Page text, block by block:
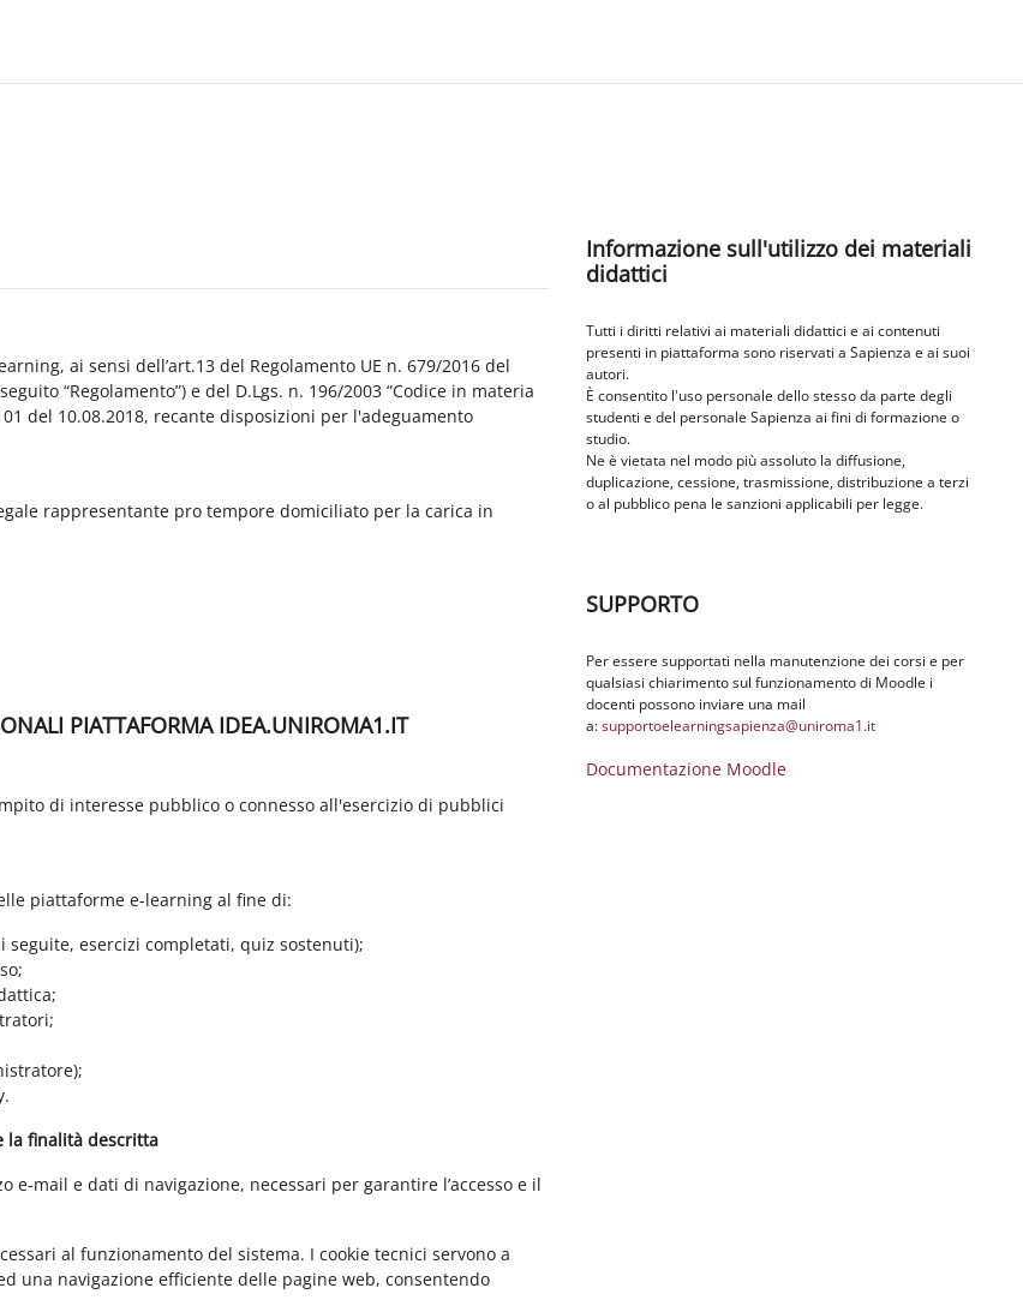
ai sensi dell’art.13 del Regolamento UE n. 679/2016 del
“Regolamento”) e del D.Lgs. n. 196/2003 “Codice in materia
del 10.08.2018, recante disposizioni per l'adeguamento
rappresentante pro tempore domiciliato per la carica in
PIATTAFORMA IDEA.UNIROMA1.IT
di interesse pubblico o connesso all'esercizio di pubblici
piattaforme e-learning al fine di:
esercizi completati, quiz sostenuti);
la finalità descritta
mail e dati di navigazione, necessari per garantire l’accesso e il
al funzionamento del sistema. I cookie tecnici servono a
una navigazione efficiente delle pagine web, consentendo
Blocchi
Informazione sull'utilizzo dei materiali
didattici
Tutti i diritti relativi ai materiali didattici e ai contenuti
presenti in piattaforma sono riservati a Sapienza e ai suoi
autori.
È consentito l'uso personale dello stesso da parte degli
studenti e del personale Sapienza ai fini di formazione o
studio.
Ne è vietata nel modo più assoluto la diffusione,
duplicazione, cessione, trasmissione, distribuzione a terzi
o al pubblico pena le sanzioni applicabili per legge.
SUPPORTO
Per essere supportati nella manutenzione dei corsi e per
qualsiasi chiarimento sul funzionamento di Moodle i
docenti possono inviare una mail
a:supportoelearningsapienza@uniroma1.it
Documentazione Moodle